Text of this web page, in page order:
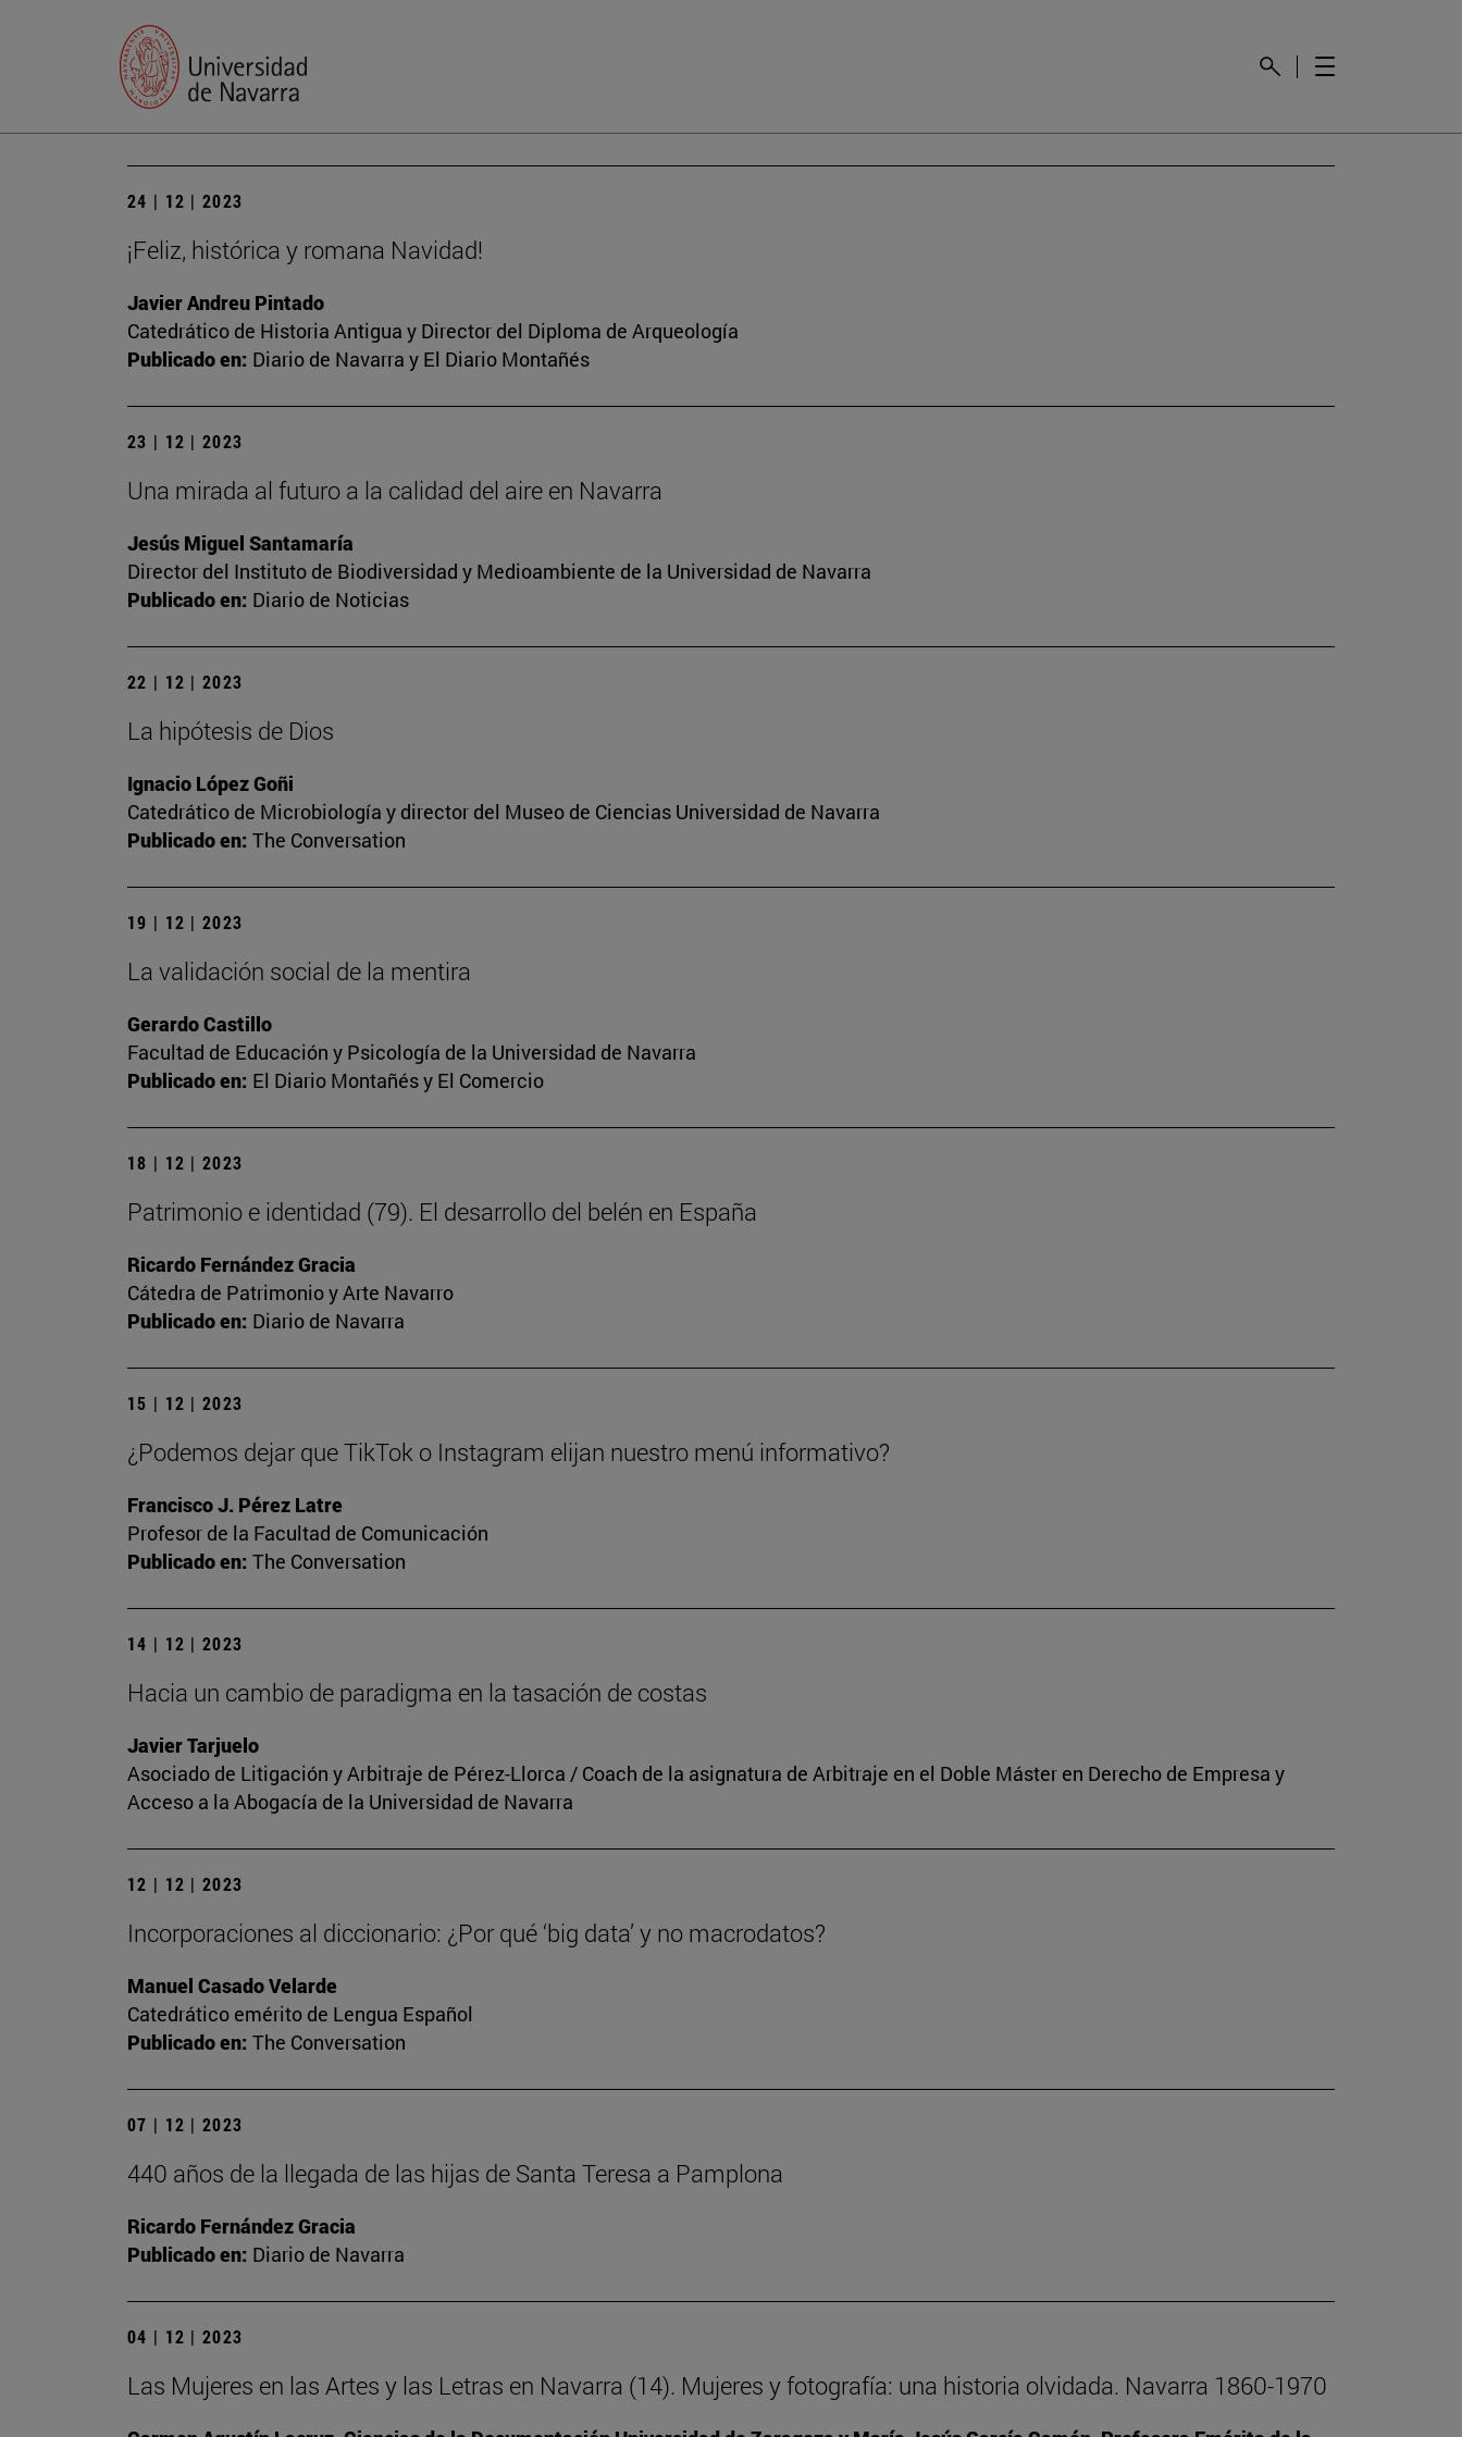
24 | 12 | 2023
¡Feliz, histórica y romana Navidad!
Javier Andreu Pintado
Catedrático de Historia Antigua y Director del Diploma de Arqueología
Publicado en: Diario de Navarra y El Diario Montañés
23 | 12 | 2023
Una mirada al futuro a la calidad del aire en Navarra
Jesús Miguel Santamaría
Director del Instituto de Biodiversidad y Medioambiente de la Universidad de Navarra
Publicado en: Diario de Noticias
22 | 12 | 2023
La hipótesis de Dios
Ignacio López Goñi
Catedrático de Microbiología y director del Museo de Ciencias Universidad de Navarra
Publicado en: The Conversation
19 | 12 | 2023
La validación social de la mentira
Gerardo Castillo
Facultad de Educación y Psicología de la Universidad de Navarra
Publicado en: El Diario Montañés y El Comercio
18 | 12 | 2023
Patrimonio e identidad (79). El desarrollo del belén en España
Ricardo Fernández Gracia
Cátedra de Patrimonio y Arte Navarro
Publicado en: Diario de Navarra
15 | 12 | 2023
¿Podemos dejar que TikTok o Instagram elijan nuestro menú informativo?
Francisco J. Pérez Latre
Profesor de la Facultad de Comunicación
Publicado en: The Conversation
14 | 12 | 2023
Hacia un cambio de paradigma en la tasación de costas
Javier Tarjuelo
Asociado de Litigación y Arbitraje de Pérez-Llorca / Coach de la asignatura de Arbitraje en el Doble Máster en Derecho de Empresa y
Acceso a la Abogacía de la Universidad de Navarra
12 | 12 | 2023
Incorporaciones al diccionario: ¿Por qué ‘big data’ y no macrodatos?
Manuel Casado Velarde
Catedrático emérito de Lengua Español
Publicado en: The Conversation
07 | 12 | 2023
440 años de la llegada de las hijas de Santa Teresa a Pamplona
Ricardo Fernández Gracia
Publicado en: Diario de Navarra
04 | 12 | 2023
Las Mujeres en las Artes y las Letras en Navarra (14). Mujeres y fotografía: una historia olvidada. Navarra 1860-1970